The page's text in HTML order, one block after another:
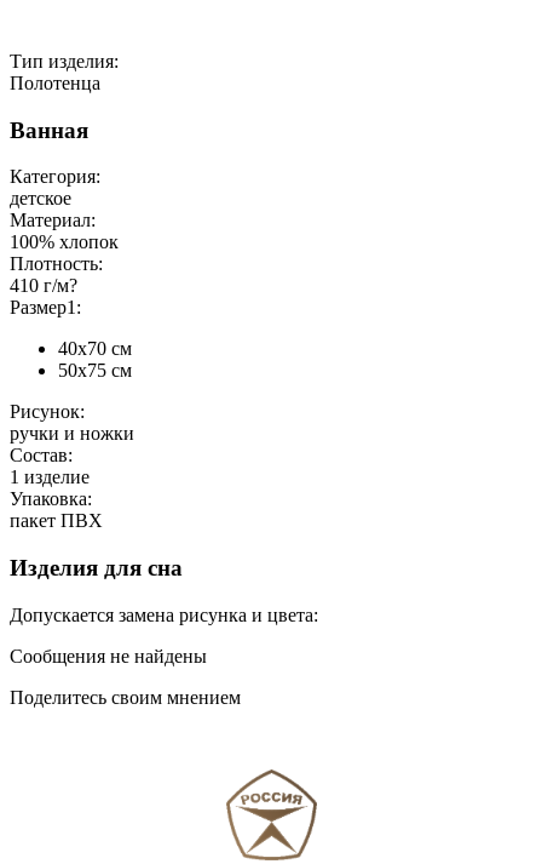
Тип изделия:
Полотенца
Ванная
Категория:
детское
Материал:
100% хлопок
Плотность:
410 г/м?
Размер1:
40х70 см
50х75 см
Рисунок:
ручки и ножки
Состав:
1 изделие
Упаковка:
пакет ПВХ
Изделия для сна
Допускается замена рисунка и цвета:
Сообщения не найдены
Поделитесь своим мнением